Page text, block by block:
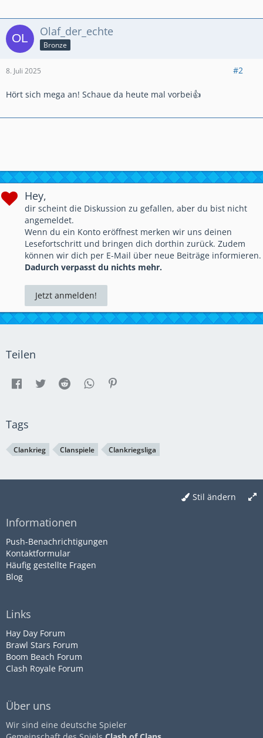
Olaf_der_echte
Bronze
8. Juli 2025 #2
Hört sich mega an! Schaue da heute mal vorbei👍
Hey,
dir scheint die Diskussion zu gefallen, aber du bist nicht
angemeldet.
Wenn du ein Konto eröffnest merken wir uns deinen
Lesefortschritt und bringen dich dorthin zurück. Zudem
können wir dich per E-Mail über neue Beiträge informieren.
Dadurch verpasst du nichts mehr.
Jetzt anmelden!
Teilen
Tags
Clankrieg Clanspiele Clankriegsliga
Stil ändern
Informationen
Push-Benachrichtigungen
Kontaktformular
Häufig gestellte Fragen
Blog
Links
Hay Day Forum
Brawl Stars Forum
Boom Beach Forum
Clash Royale Forum
Über uns
Wir sind eine deutsche Spieler